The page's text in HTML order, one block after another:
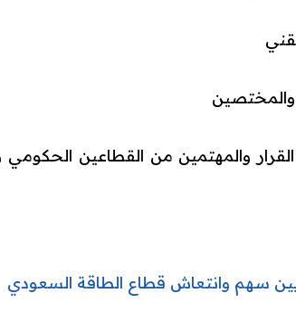
والمختصين
والمهتمين من القطاعين الحكومي